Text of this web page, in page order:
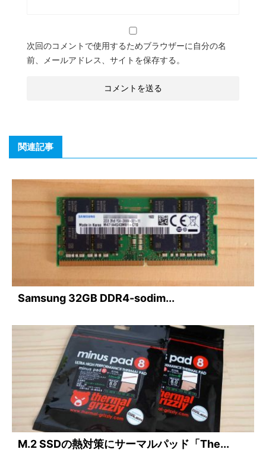
次回のコメントで使用するためブラウザーに自分の名
前、メールアドレス、サイトを保存する。
関連記事
Samsung 32GB DDR4-sodim...
M.2 SSDの熱対策にサーマルパッド「The...